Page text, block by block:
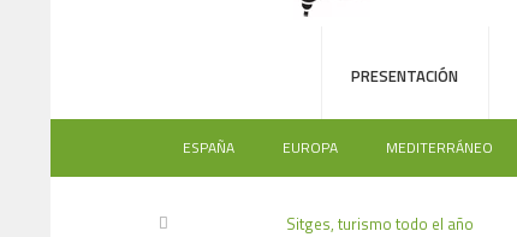
PRESENTACIÓN
ESPAÑA EUROPA MEDITERRÁNEO
Sitges, turismo todo el año